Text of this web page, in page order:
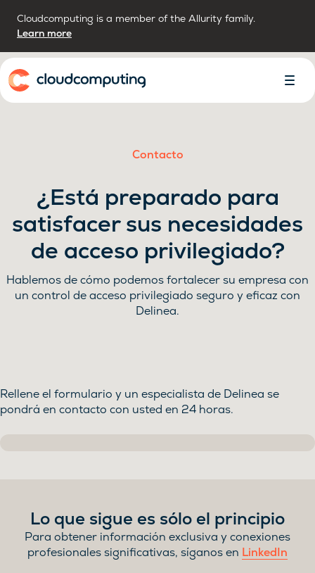
Cloudcomputing is a member of the Allurity family.
Learn more
Inicio
Menú
Contacto
¿Está preparado para
satisfacer sus necesidades
de acceso privilegiado?
Hablemos de cómo podemos fortalecer su empresa con
un control de acceso privilegiado seguro y eficaz con
Delinea.
Rellene el formulario y un especialista de Delinea se
pondrá en contacto con usted en 24 horas.
Lo que sigue es sólo el principio
Para obtener información exclusiva y conexiones
profesionales significativas, síganos en LinkedIn